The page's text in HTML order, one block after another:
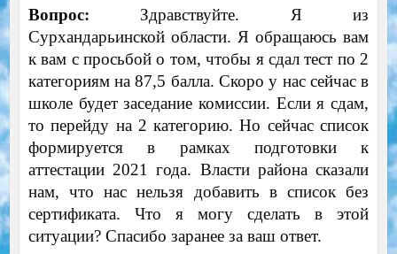
Вопрос: Здравствуйте. Я из
Сурхандарьинской области. Я обращаюсь вам
к вам с просьбой о том, чтобы я сдал тест по 2
категориям на 87,5 балла. Скоро у нас сейчас в
школе будет заседание комиссии. Если я сдам,
то перейду на 2 категорию. Но сейчас список
формируется в рамках подготовки к
аттестации 2021 года. Власти района сказали
нам, что нас нельзя добавить в список без
сертификата. Что я могу сделать в этой
ситуации? Спасибо заранее за ваш ответ.